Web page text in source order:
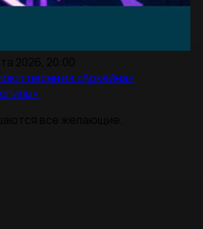
песни из «Аркейна»